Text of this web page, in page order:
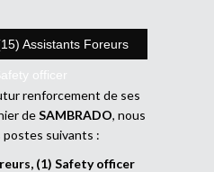
Assistants Foreurs
officer
renforcement de ses
deSAMBRADO, nous
suivants :
(1) Safety officer